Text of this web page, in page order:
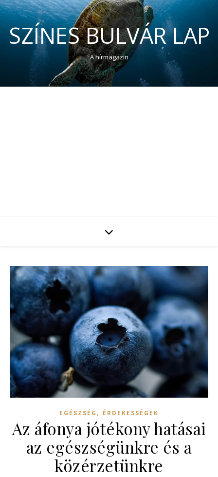
SZÍNES BULVÁR LAP
A hírmagazin
EGÉSZSÉG , ÉRDEKESSÉGEK
Az áfonya jótékony hatásai
az egészségünkre és a
közérzetünkre